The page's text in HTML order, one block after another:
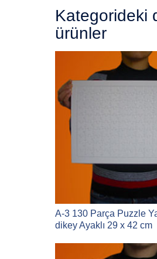
Kategorideki
ürünler
A-3 130 Parça Puzzle
dikey Ayaklı 29 x 42 cm